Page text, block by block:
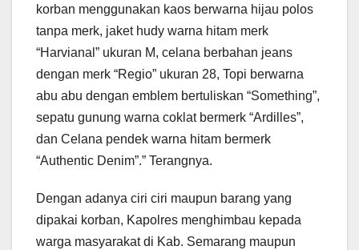
korban menggunakan kaos berwarna hijau polos
tanpa merk, jaket hudy warna hitam merk
“Harvianal” ukuran M, celana berbahan jeans
dengan merk “Regio” ukuran 28, Topi berwarna
abu abu dengan emblem bertuliskan “Something”,
sepatu gunung warna coklat bermerk “Ardilles”,
dan Celana pendek warna hitam bermerk
“Authentic Denim”.” Terangnya.
Dengan adanya ciri ciri maupun barang yang
dipakai korban, Kapolres menghimbau kepada
warga masyarakat di Kab. Semarang maupun